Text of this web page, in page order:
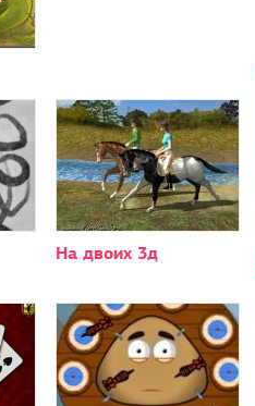
На двоих 3д